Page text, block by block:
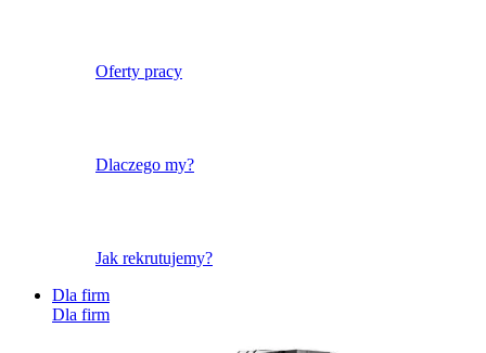
Oferty pracy
Dlaczego my?
Jak rekrutujemy?
Dla firm
Dla firm